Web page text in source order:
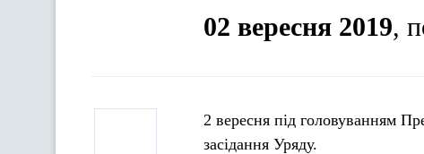
02 вересня 2019,
2 вересня під головуванням
засідання Уряду.